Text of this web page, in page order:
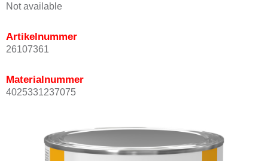
Not available
Artikelnummer
26107361
Materialnummer
4025331237075